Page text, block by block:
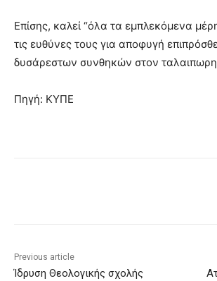
Επίσης, καλεί “όλα τα εμπλεκόμενα
τις ευθύνες τους για αποφυγή
δυσάρεστων συνθηκών στον
Πηγή: ΚΥΠΕ
Previous article
Ίδρυση Θεολογικής σχολής